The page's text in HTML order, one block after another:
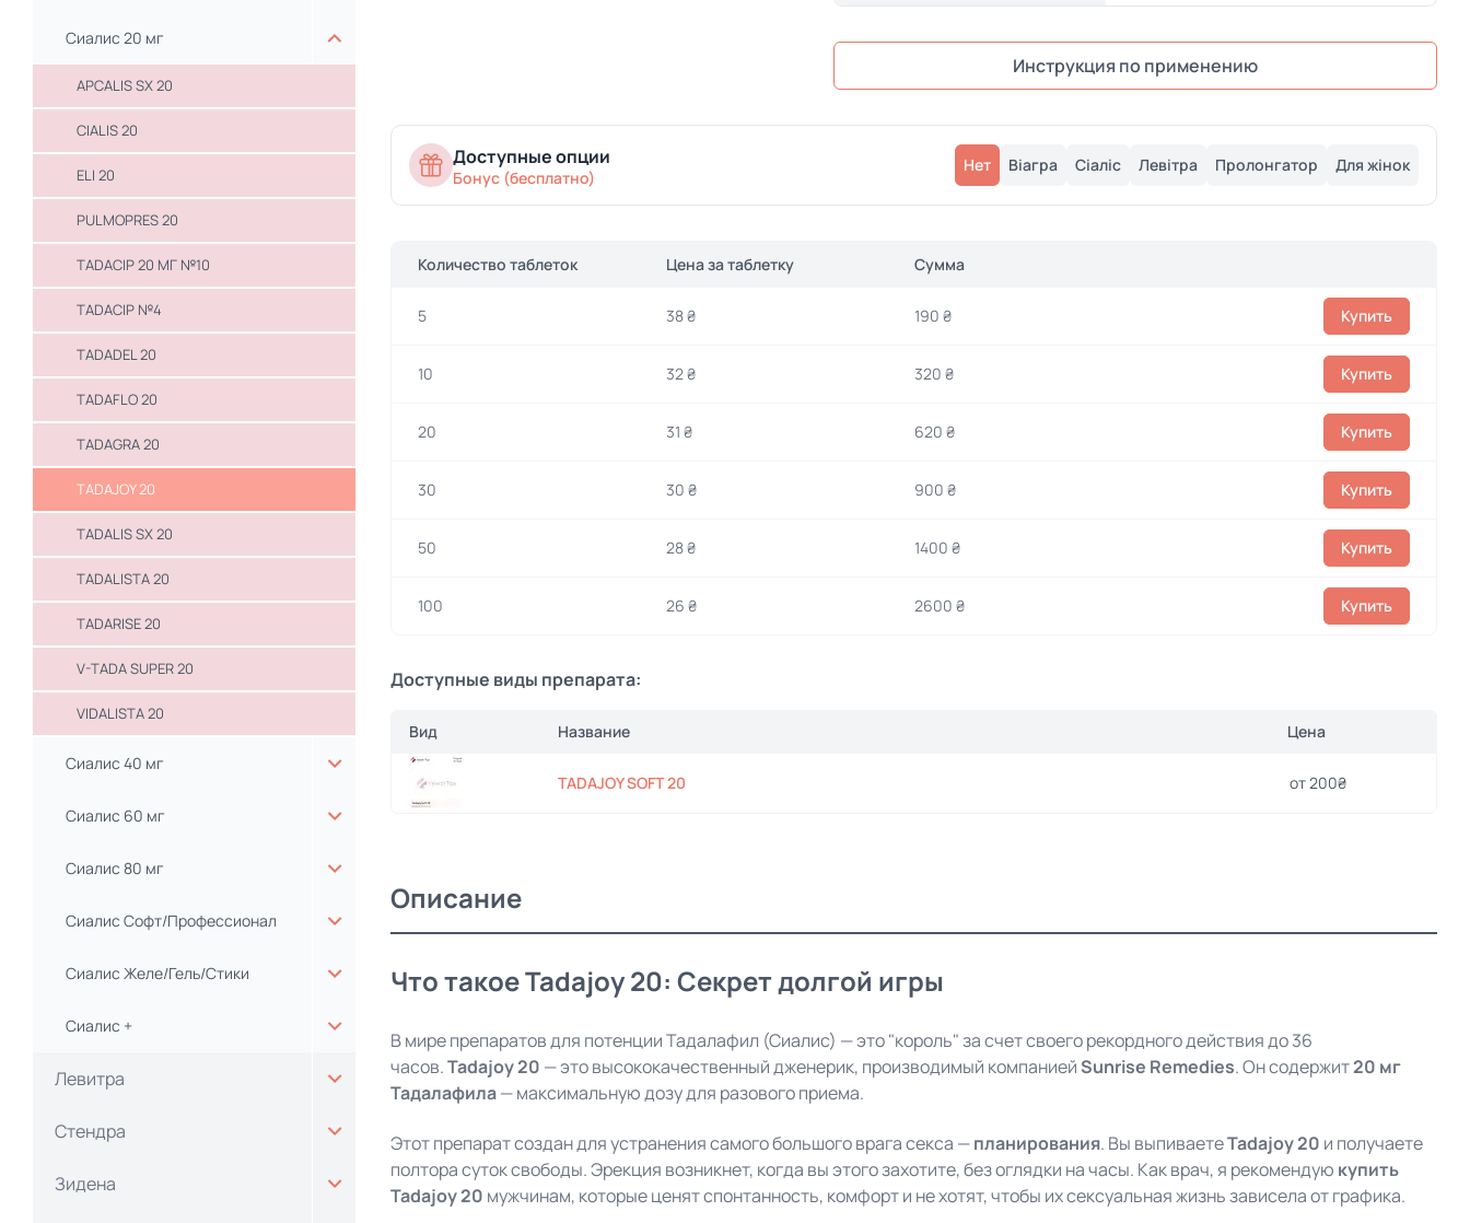
Сиалис 20 мг
APCALIS SX 20
CIALIS 20
ELI 20
PULMOPRES 20
TADACIP 20 МГ №10
TADACIP №4
TADADEL 20
TADAFLO 20
TADAGRA 20
TADAJOY 20
TADALIS SX 20
TADALISTA 20
TADARISE 20
V-TADA SUPER 20
VIDALISTA 20
Сиалис 40 мг
Сиалис 60 мг
Сиалис 80 мг
Сиалис Софт/Профессионал
Сиалис Желе/Гель/Стики
Сиалис +
Левитра
Стендра
Зидена
Инструкция по применению
Доступные опции
Бонус (бесплатно)
Нет Віагра Сіаліс Левітра Пролонгатор Для жінок
Количество таблеток Цена за таблетку Сумма
5 38 ₴ 190 ₴ Купить
10 32 ₴ 320 ₴ Купить
20 31 ₴ 620 ₴ Купить
30 30 ₴ 900 ₴ Купить
50 28 ₴ 1400 ₴ Купить
100 26 ₴ 2600 ₴ Купить
Доступные виды препарата:
Вид Название Цена
TADAJOY SOFT 20 от 200₴
Описание
Что такое Tadajoy 20: Секрет долгой игры
В мире препаратов для потенции Тадалафил (Сиалис) — это "король" за счет своего рекордного действия до 36
часов.Tadajoy 20 — это высококачественный дженерик, производимый компанией Sunrise Remedies. Он содержит20 мг
Тадалафила— максимальную дозу для разового приема.
Этот препарат создан для устранения самого большого врага секса —планирования. Вы выпиваетеTadajoy 20 и получаете
полтора суток свободы. Эрекция возникнет, когда вы этого захотите, без оглядки на часы. Как врач, я рекомендую купить
Tadajoy 20 мужчинам, которые ценят спонтанность, комфорт и не хотят, чтобы их сексуальная жизнь зависела от графика.